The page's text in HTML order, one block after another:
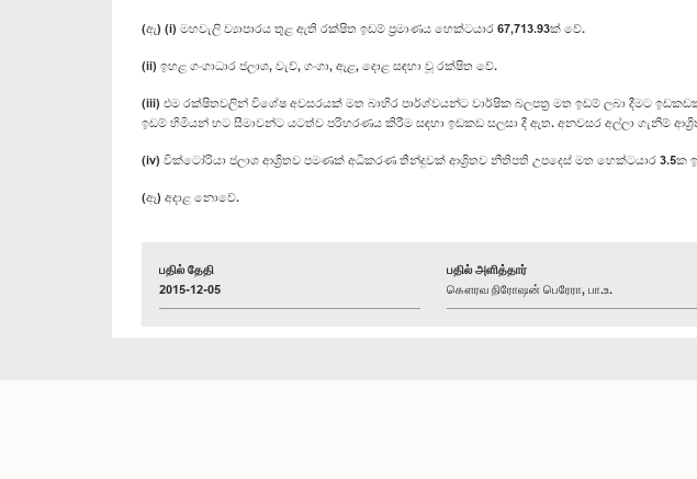
(ඇ) (i) මහවැලි ව්‍යාපාරය තුළ ඇති රක්ෂිත ඉඩම් ප්‍රමාණය හෙක්ටයාර 67,713.93ක් වේ.
(ii) ඉහළ ගංගාධාර ජලාශ, වැව්, ගංගා, ඇළ, දොළ සඳහා වූ රක්ෂිත වේ.
(iii) එම රක්ෂිතවලින් විශේෂ අවසරයක් මත බාහිර පාර්ශ්වයන්ට වාර්ෂික බලපත්‍ර මත ඉඩම් ලබා දීමට
ඉඩම් හිමියන් හට සීමාවන්ට යටත්ව පරිහරණය කිරීම සඳහා ඉඩකඩ සලසා දී ඇත. අනවසර අල්ලා ගැනීම්
(iv) වික්ටෝරියා ජලාශ ආශ්‍රිතව පමණක් අධිකරණ තීන්දුවක් ආශ්‍රිතව නීතිපති උපදෙස් මත හෙක්ටයාර
(ඈ) අදාළ නොවේ.
பதில் தேதி
2015-12-05
பதில் அளித்தார்
கௌரவ நிரோஷன் பெரேரா, பா.உ.